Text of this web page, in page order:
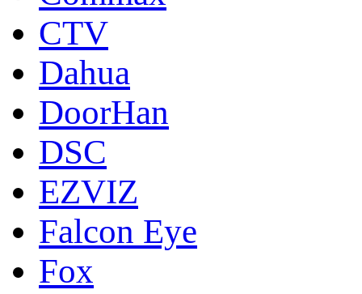
CTV
Dahua
DoorНan
DSC
EZVIZ
Falcon Eye
Fox